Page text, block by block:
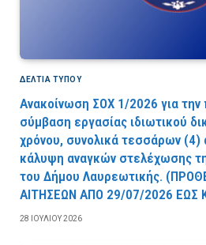
ΔΕΛΤΙΑ ΤΥΠΟΥ
Ανακοίνωση ΣΟΧ 1/2026 για
σύμβαση εργασίας ιδιωτικού
χρόνου, συνολικά τεσσάρων (4)
κάλυψη αναγκών στελέχωσης
του Δήμου Λαυρεωτικής.
AITHΣEΩN AΠO 29/07/2026 EΩΣ
28 ΙΟΥΛΊΟΥ 2026